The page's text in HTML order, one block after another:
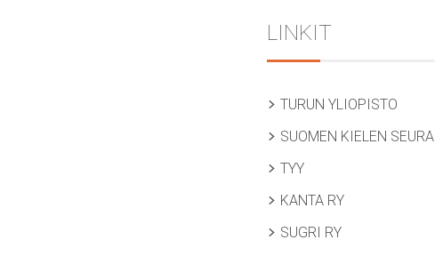
LINKIT
TURUN YLIOPISTO
SUOMEN KIELEN SEURA
TYY
KANTA RY
SUGRI RY